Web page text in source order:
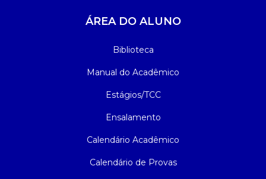
ÁREA DO ALUNO
Biblioteca
Manual do Acadêmico
Estágios/TCC
Ensalamento
Calendário Acadêmico
Calendário de Provas